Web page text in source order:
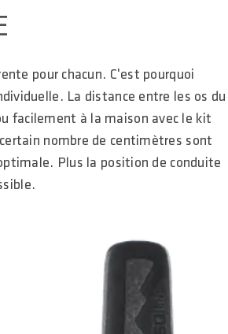
pour chacun. C'est pourquoi
La distance entre les os du
facilement à la maison avec le kit
nombre de centimètres sont
Plus la position de conduite